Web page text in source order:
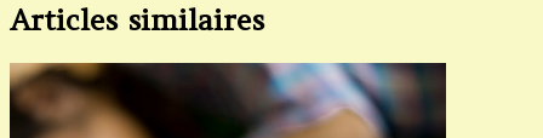
Articles similaires